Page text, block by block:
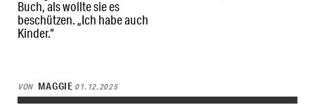
Buch, als wollte sie es
beschützen. „Ich habe auch
Kinder.“
VON MAGGIE 01.12.2025